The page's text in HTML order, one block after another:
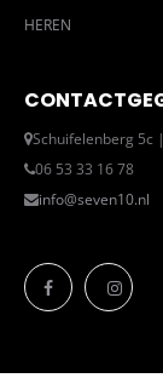
HEREN
Schuifelenberg 5c
06 53 33 16 78
info@seven10.nl